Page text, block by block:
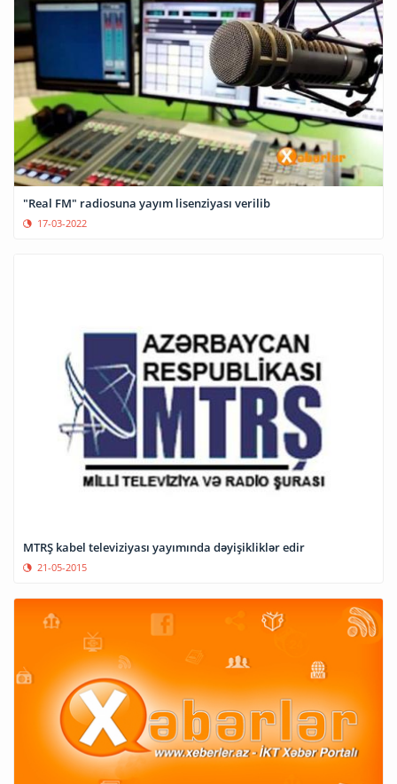
"Real FM" radiosuna yayım lisenziyası verilib
17-03-2022
MTRŞ kabel televiziyası yayımında dəyişikliklər edir
21-05-2015